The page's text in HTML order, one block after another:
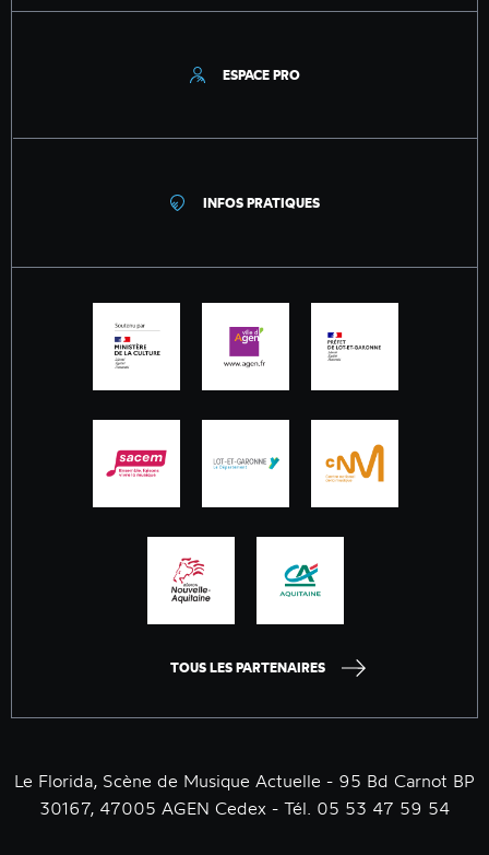
ESPACE PRO
INFOS PRATIQUES
TOUS LES PARTENAIRES
Le Florida, Scène de Musique Actuelle - 95 Bd Carnot BP
30167, 47005 AGEN Cedex - Tél. 05 53 47 59 54